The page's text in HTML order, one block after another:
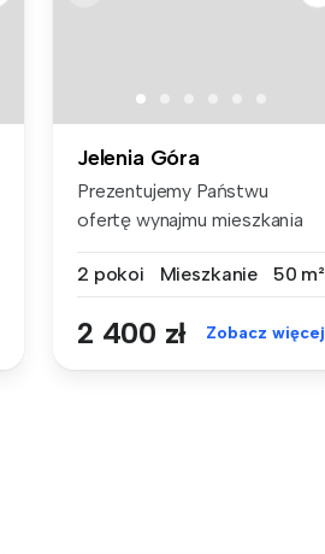
Jelenia Góra
Prezentujemy Państwu
ofertę wynajmu mieszkania
2 pokoi
Mieszkanie 50 m²
2 400 zł Zobacz więcej